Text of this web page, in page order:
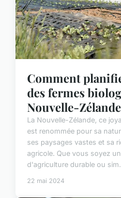
Comment
des fermes
Nouvelle-
La Nouvelle-Zélande, ce
est renommée pour sa
ses paysages vastes et sa
agricole. Que vous soyez
d'agriculture durable ou
22 mai 2024